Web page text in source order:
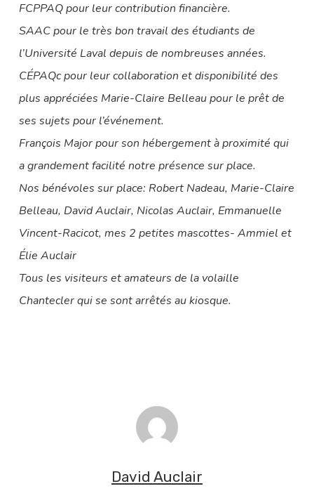
FCPPAQ pour leur contribution financière.
SAAC pour le très bon travail des étudiants de
l’Université Laval depuis de nombreuses années.
CÉPAQc pour leur collaboration et disponibilité des
plus appréciées Marie-Claire Belleau pour le prêt de
ses sujets pour l’événement.
François Major pour son hébergement à proximité qui
a grandement facilité notre présence sur place.
Nos bénévoles sur place: Robert Nadeau, Marie-Claire
Belleau, David Auclair, Nicolas Auclair, Emmanuelle
Vincent-Racicot, mes 2 petites mascottes- Ammiel et
Élie Auclair
Tous les visiteurs et amateurs de la volaille
Chantecler qui se sont arrêtés au kiosque.
David Auclair